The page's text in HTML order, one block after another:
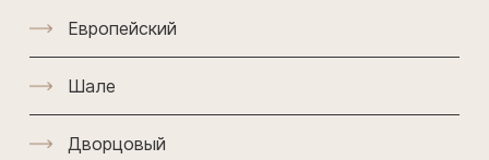
Европейский
Шале
Дворцовый